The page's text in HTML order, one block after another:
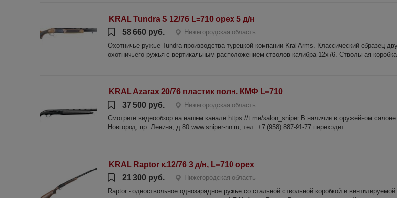
KRAL Tundra S 12/76 L=710 орех 5 д/н
58 660 руб.
Нижегородская область
Охотничье ружье Tundra производства турецкой компании Kral Arms. Классический образец
охотничьего ружья с вертикальным расположением стволов калибра 12х76. Ствольная коробка
KRAL Azarax 20/76 пластик полн. КМФ L=710
37 500 руб.
Нижегородская область
Смотрите видеообзор на нашем канале https://t.me/salon_sniper В наличии в оружейном
Новгород, пр. Ленина, д.80 www.sniper-nn.ru, тел. +7 (958) 887-91-77 переходит...
KRAL Raptor к.12/76 3 д/н, L=710 орех
21 300 руб.
Нижегородская область
Raptor - одноствольное однозарядное ружье со стальной ствольной коробкой и